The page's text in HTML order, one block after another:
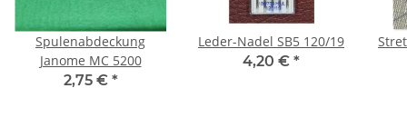
Spulenabdeckung
Janome MC 5200
2,75 € *
Leder-Nadel SB5 120/19
4,20 € *